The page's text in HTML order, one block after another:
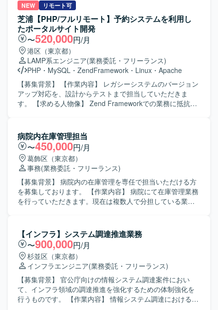
を行います。定例報告、課題共有、改善提案、新人受入
れ、OJT、メンバー育成、FAQ・マニュアル・対応フロー
の整備、運用改善、トラブル時の状況整理・報告・リカバ
リ調整を行います。 【求める人物像】 業務上の課題を整理
し、改善に取り組める方を求めます。 【ポジションの魅
力】 ヘルプデスク運用の現場管理から改善提案、メンバー
育成まで幅広く携わることができます。 【開発環境】
Windows 11、Active Directory、Microsoft 365、Intuneを使
用します。
NEW リモート可
芝浦【PHP/フルリモート】予約システムを利用し
たポータルサイト開発
〜520,000円/月
港区（東京都）
LAMP系エンジニア(業務委託・フリーランス)
PHP ・ MySQL ・ ZendFramework ・ Linux ・ Apache
【募集背景】 【作業内容】 レガシーシステムのバージョン
アップ対応を、設計からテストまで担当していただきま
す。 【求める人物像】 Zend Frameworkでの業務に抵抗が
したポータルサイト開発に携わっていただけます。 【開発
環境】 LAMP環境、PHP、Zend Frameworkを使用します。
病院内在庫管理担当
〜450,000円/月
葛飾区（東京都）
事務(業務委託・フリーランス)
【募集背景】 病院内の在庫管理を専任で担当いただける方
を募集しております。 【作業内容】 病院にて在庫管理業務
を行っていただきます。現在は複数人で分担している業務
らずに動ける方を求めております。院内の各担当者と円滑
なコミュニケーションを取りながら、細かい作業にも丁寧
に取り組んでいただける方が望ましいです。 【ポジション
の魅力】 病院内の在庫管理業務を専任としてお任せいただ
けるポジションのため、業務フローの改善や効率化に主体
的に関わっていただくことができます。 【開発環境】 開発
業務は想定しておりません。
【インフラ】システム調達推進業務
〜900,000円/月
杉並区（東京都）
インフラエンジニア(業務委託・フリーランス)
【募集背景】 官公庁向けの情報システム調達案件におい
て、インフラ領域の調達推進を強化するための体制強化を
行うものです。 【作業内容】 情報システム調達における仕